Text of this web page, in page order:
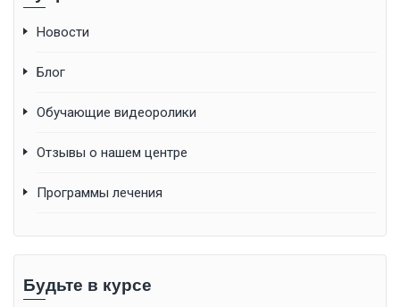
Новости
Блог
Обучающие видеоролики
Отзывы о нашем центре
Программы лечения
Будьте в курсе